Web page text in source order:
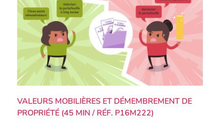
VALEURS MOBILIÈRES ET DÉMEMBREMENT DE
PROPRIÉTÉ (45 MIN / RÉF. P16M222)